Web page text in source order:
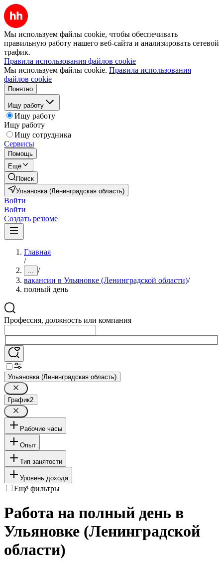
Мы используем файлы cookie, чтобы обеспечивать
правильную работу нашего веб-сайта и анализировать сетевой
трафик.
Правила использования файлов cookie
Мы используем файлы cookie. Правила использования
файлов cookie
Понятно
Ищу работу
Ищу работу
Ищу работу
Ищу сотрудника
Сервисы
Помощь
Ещё
Поиск
Ульяновка (Ленинградская область)
Войти
Войти
Создать резюме
Главная
/
... /
вакансии в Ульяновке (Ленинградской области)/
полный день
Профессия, должность или компания
Ульяновка (Ленинградская область)
График2
Рабочие часы
Опыт
Тип занятости
Уровень дохода
Ещё фильтры
Работа на полный день в
Ульяновке (Ленинградской
области)